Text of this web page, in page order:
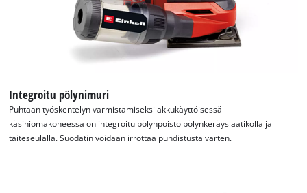
Integroitu pölynimuri
Puhtaan työskentelyn varmistamiseksi akkukäyttöisessä
käsihiomakoneessa on integroitu pölynpoisto pölynkeräyslaatikolla ja
taiteseulalla. Suodatin voidaan irrottaa puhdistusta varten.